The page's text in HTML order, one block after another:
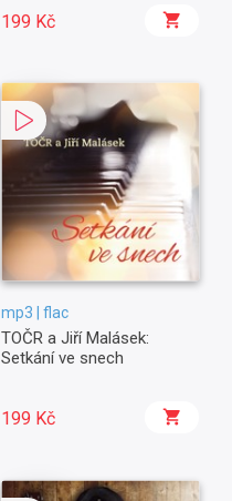
199 Kč
mp3 | flac
TOČR a Jiří Malásek:
Setkání ve snech
199 Kč